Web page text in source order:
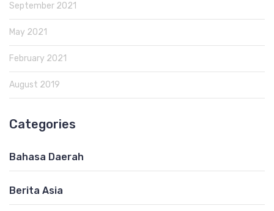
September 2021
May 2021
February 2021
August 2019
Categories
Bahasa Daerah
Berita Asia